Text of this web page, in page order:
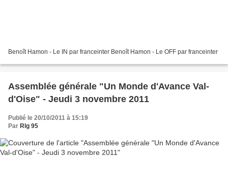
Benoît Hamon - Le IN par franceinter Benoît Hamon - Le OFF par franceinter
Assemblée générale "Un Monde d'Avance Val-
d'Oise" - Jeudi 3 novembre 2011
Publié le 20/10/2011 à 15:19
Par Rlg 95